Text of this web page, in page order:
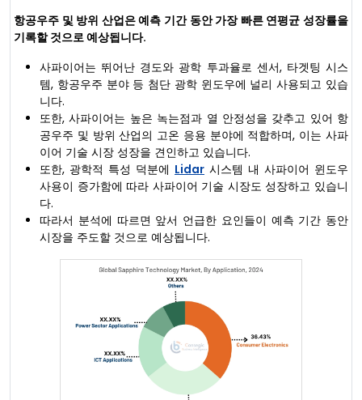
항공우주 및 방위 산업은 예측 기간 동안 가장 빠른 연평균 성장률을
기록할 것으로 예상됩니다.
사파이어는 뛰어난 경도와 광학 투과율로 센서, 타겟팅 시스
템, 항공우주 분야 등 첨단 광학 윈도우에 널리 사용되고 있습
니다.
또한, 사파이어는 높은 녹는점과 열 안정성을 갖추고 있어 항
공우주 및 방위 산업의 고온 응용 분야에 적합하며, 이는 사파
이어 기술 시장 성장을 견인하고 있습니다.
또한, 광학적 특성 덕분에 Lidar 시스템 내 사파이어 윈도우
사용이 증가함에 따라 사파이어 기술 시장도 성장하고 있습니
다.
따라서 분석에 따르면 앞서 언급한 요인들이 예측 기간 동안
시장을 주도할 것으로 예상됩니다.